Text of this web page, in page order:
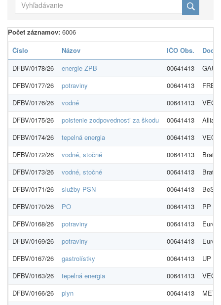
Počet záznamov: 6006
Číslo
Názov IČO Obs.
DFBV/0178/26
energie ZPB 00641413
DFBV/0177/26
potraviny 00641413
DFBV/0176/26
vodné 00641413
DFBV/0175/26
poistenie zodpovednosti za škodu 00641413
DFBV/0174/26
tepelná energia 00641413
DFBV/0172/26
vodné, stočné 00641413
DFBV/0173/26
vodné, stočné 00641413
DFBV/0171/26
služby PSN 00641413
DFBV/0170/26
PO 00641413
PP
DFBV/0168/26
potraviny 00641413
DFBV/0169/26
potraviny 00641413
DFBV/0167/26
gastrolístky 00641413
UP
DFBV/0163/26
tepelná energia 00641413
DFBV/0166/26
plyn 00641413
MET